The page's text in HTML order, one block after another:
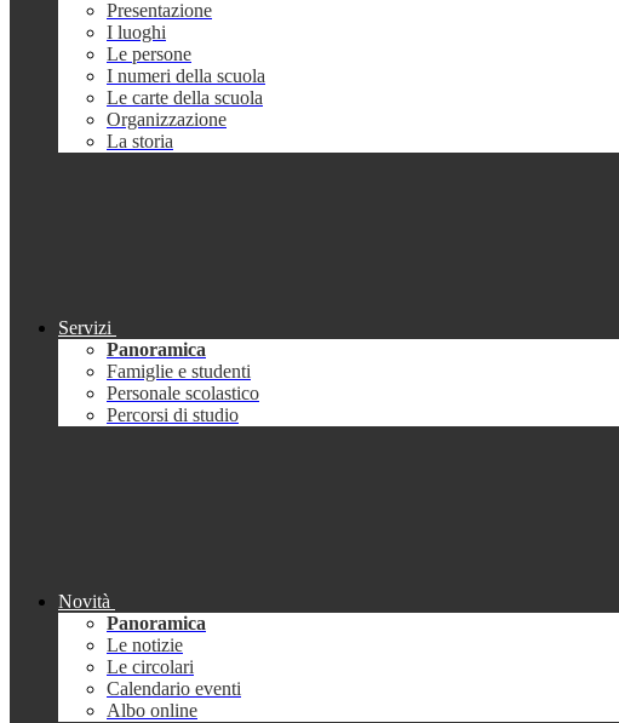
Presentazione
I luoghi
Le persone
I numeri della scuola
Le carte della scuola
Organizzazione
La storia
Servizi
Panoramica
Famiglie e studenti
Personale scolastico
Percorsi di studio
Novità
Panoramica
Le notizie
Le circolari
Calendario eventi
Albo online